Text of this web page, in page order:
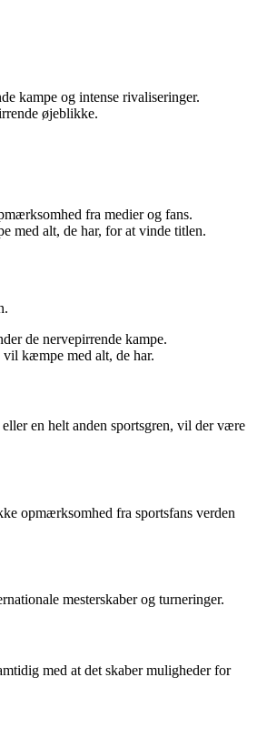
kampe og intense rivaliseringer.
øjeblikke.
fra medier og fans.
med alt, de har, for at vinde titlen.
de nervepirrende kampe.
kæmpe med alt, de har.
en helt anden sportsgren, vil der være
opmærksomhed fra sportsfans verden
mesterskaber og turneringer.
med at det skaber muligheder for